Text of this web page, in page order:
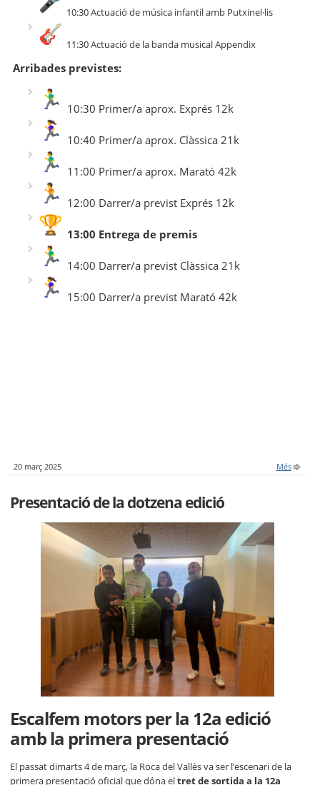
10:30 Actuació de música infantil amb Putxinel·lis
11:30 Actuació de la banda musical Appendix
Arribades previstes:
10:30 Primer/a aprox. Exprés 12k
10:40 Primer/a aprox. Clàssica 21k
11:00 Primer/a aprox. Marató 42k
12:00 Darrer/a previst Exprés 12k
13:00 Entrega de premis
14:00 Darrer/a previst Clàssica 21k
15:00 Darrer/a previst Marató 42k
20 març 2025 Més
Presentació de la dotzena edició
Escalfem motors per la 12a edició
amb la primera presentació
El passat dimarts 4 de març, la Roca del Vallès va ser l’escenari de la
primera presentació oficial que dóna eltret de sortida a la 12a